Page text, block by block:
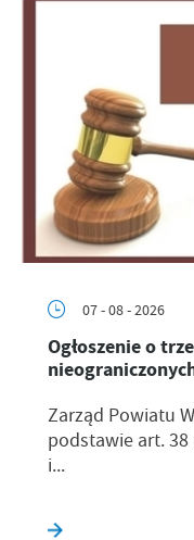
07 - 08 - 2026
Ogłoszenie o
Zarząd Powiatu
podstawie art. 38
i...